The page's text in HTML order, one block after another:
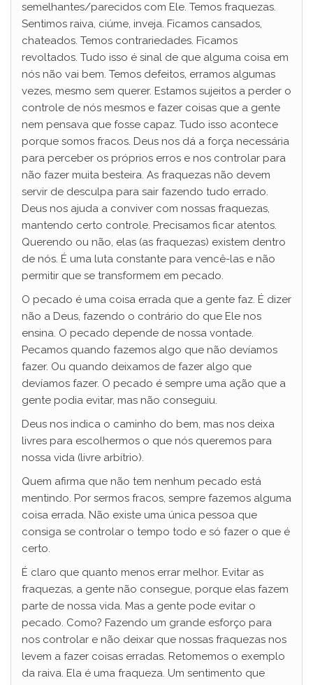
semelhantes/parecidos com Ele. Temos fraquezas.
Sentimos raiva, ciúme, inveja. Ficamos cansados,
chateados. Temos contrariedades. Ficamos
revoltados. Tudo isso é sinal de que alguma coisa em
nós não vai bem. Temos defeitos, erramos algumas
vezes, mesmo sem querer. Estamos sujeitos a perder o
controle de nós mesmos e fazer coisas que a gente
nem pensava que fosse capaz. Tudo isso acontece
porque somos fracos. Deus nos dá a força necessária
para perceber os próprios erros e nos controlar para
não fazer muita besteira. As fraquezas não devem
servir de desculpa para sair fazendo tudo errado.
Deus nos ajuda a conviver com nossas fraquezas,
mantendo certo controle. Precisamos ficar atentos.
Querendo ou não, elas (as fraquezas) existem dentro
de nós. É uma luta constante para vencê-las e não
permitir que se transformem em pecado.
O pecado é uma coisa errada que a gente faz. É dizer
não a Deus, fazendo o contrário do que Ele nos
ensina. O pecado depende de nossa vontade.
Pecamos quando fazemos algo que não devíamos
fazer. Ou quando deixamos de fazer algo que
devíamos fazer. O pecado é sempre uma ação que a
gente podia evitar, mas não conseguiu.
Deus nos indica o caminho do bem, mas nos deixa
livres para escolhermos o que nós queremos para
nossa vida (livre arbítrio).
Quem afirma que não tem nenhum pecado está
mentindo. Por sermos fracos, sempre fazemos alguma
coisa errada. Não existe uma única pessoa que
consiga se controlar o tempo todo e só fazer o que é
certo.
É claro que quanto menos errar melhor. Evitar as
fraquezas, a gente não consegue, porque elas fazem
parte de nossa vida. Mas a gente pode evitar o
pecado. Como? Fazendo um grande esforço para
nos controlar e não deixar que nossas fraquezas nos
levem a fazer coisas erradas. Retomemos o exemplo
da raiva. Ela é uma fraqueza. Um sentimento que